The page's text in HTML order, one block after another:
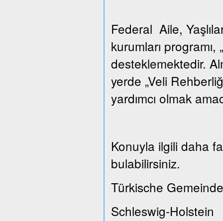
Federal Aile,
kurumları programı,
desteklemektedir.
yerde „Veli
yardımcı olmak
Konuyla ilgili daha
bulabilirsiniz.
Türkische
Schleswig-Holstein